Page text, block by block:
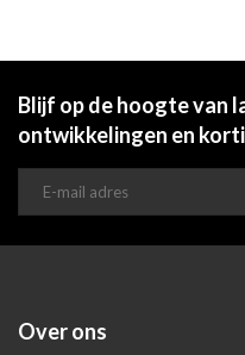
Blijf op de hoogte van
ontwikkelingen en
Over ons